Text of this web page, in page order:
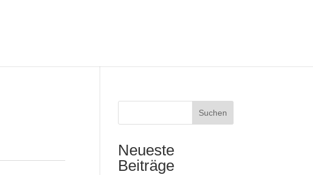
Suchen
Neueste
Beiträge